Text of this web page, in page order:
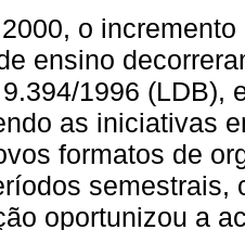
o
ensino
1996 (LDB),
as iniciativas
formatos de
semestrais,
oportunizou a